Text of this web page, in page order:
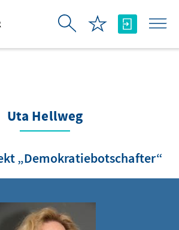
Uta Hellweg
„Demokratiebotschafter“